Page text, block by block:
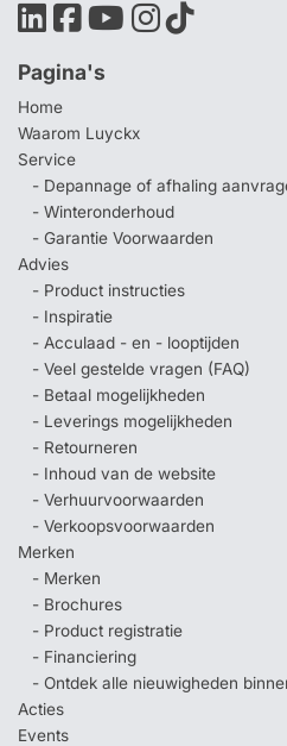
Pagina's
Home
Waarom Luyckx
Service
- Depannage of afhaling
- Winteronderhoud
- Garantie Voorwaarden
Advies
- Product instructies
- Inspiratie
- Acculaad - en - looptijden
- Veel gestelde vragen (FAQ)
- Betaal mogelijkheden
- Leverings mogelijkheden
- Retourneren
- Inhoud van de website
- Verhuurvoorwaarden
- Verkoopsvoorwaarden
Merken
- Merken
- Brochures
- Product registratie
- Financiering
- Ontdek alle nieuwigheden
Acties
Events